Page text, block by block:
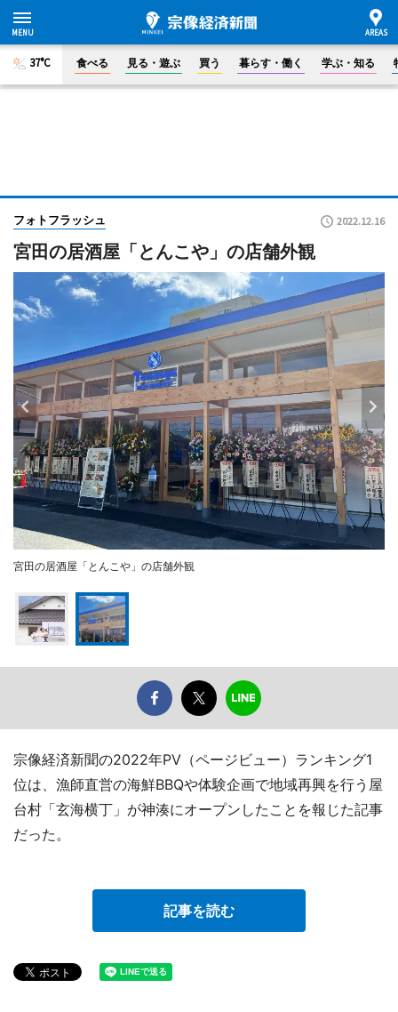
37°C 食べる 見る・遊ぶ 買う 暮らす・働く 学ぶ・知る
フォトフラッシュ 2022.12.16
宮田の居酒屋「とんこや」の店舗外観
宮田の居酒屋「とんこや」の店舗外観
宗像経済新聞の2022年PV（ページビュー）ランキング1
位は、漁師直営の海鮮BBQや体験企画で地域再興を行う屋
台村「玄海横丁」が神湊にオープンしたことを報じた記事
だった。
記事を読む